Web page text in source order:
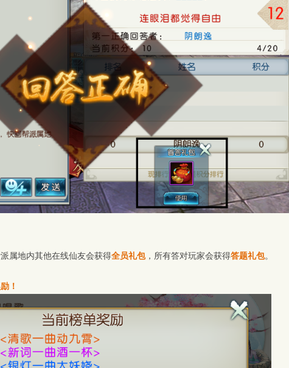
属地内其他在线仙友会获得全员礼包，所有答对玩家会获得答题礼包。
！